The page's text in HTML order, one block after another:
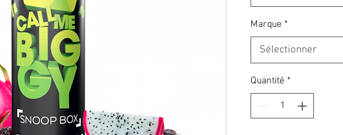
Marque *
Sélectionner
Quantité *